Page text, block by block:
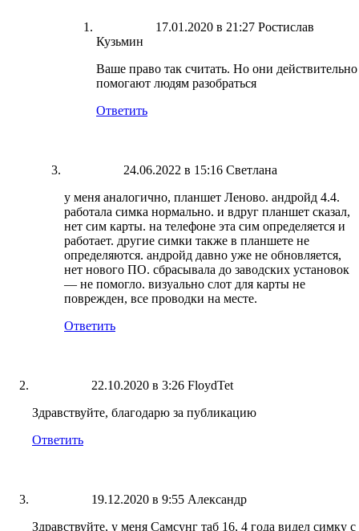
17.01.2020 в 21:27 Ростислав
Кузьмин
Ваше право так считать. Но они действительно
помогают людям разобраться
Ответить
24.06.2022 в 15:16 Светлана
у меня аналогично, планшет Леново. андройд 4.4.
работала симка нормально. и вдруг планшет сказал,
нет сим карты. на телефоне эта сим определяется и
работает. другие симки также в планшете не
определяются. андройд давно уже не обновляется,
нет нового ПО. сбрасывала до заводских установок
— не помогло. визуально слот для карты не
поврежден, все проводки на месте.
Ответить
22.10.2020 в 3:26 FloydTet
Здравствуйте, благодарю за публикацию
Ответить
19.12.2020 в 9:55 Александр
Здравствуйте, у меня Самсунг таб 16, 4 года видел симку с